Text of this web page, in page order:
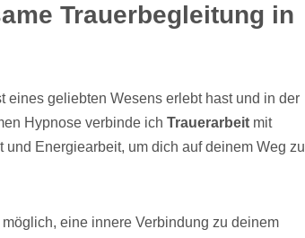
Trauerbegleitung in
eines geliebten Wesens erlebt hast und in der
Hypnose verbinde ich Trauerarbeit mit
Energiearbeit, um dich auf deinem Weg zu
eine innere Verbindung zu deinem